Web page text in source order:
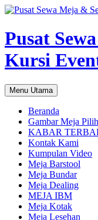
Pusat
Kursi
Cari
Menu Utama Langsung
ke
isi
Beranda
Gambar Meja
KABAR
Kontak Kami
Kumpulan Video
Meja Barstool
Meja Bundar
Meja Dealing
MEJA IBM
Meja Kotak
Meja Lesehan